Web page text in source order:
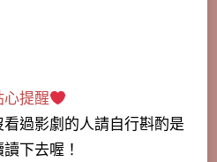
心提醒
看過影劇的人請自行斟酌是
下去喔！